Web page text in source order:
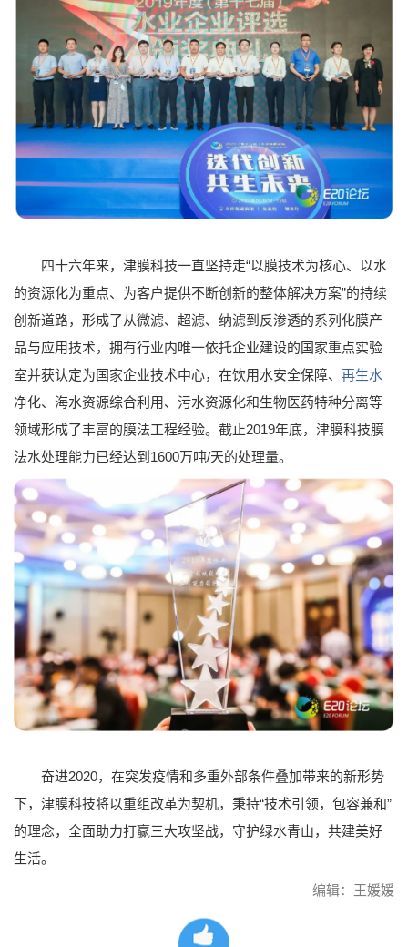
四十六年来，津膜科技一直坚持走“以膜技术为核心、以水
的资源化为重点、为客户提供不断创新的整体解决方案”的持续
创新道路，形成了从微滤、超滤、纳滤到反渗透的系列化膜产
品与应用技术，拥有行业内唯一依托企业建设的国家重点实验
室并获认定为国家企业技术中心，在饮用水安全保障、 再生水
净化、海水资源综合利用、污水资源化和生物医药特种分离等
领域形成了丰富的膜法工程经验。截止2019年底，津膜科技膜
法水处理能力已经达到1600万吨/天的处理量。
奋进2020，在突发疫情和多重外部条件叠加带来的新形势
下，津膜科技将以重组改革为契机，秉持“技术引领，包容兼和”
的理念，全面助力打赢三大攻坚战，守护绿水青山，共建美好
生活。
编辑：王媛媛